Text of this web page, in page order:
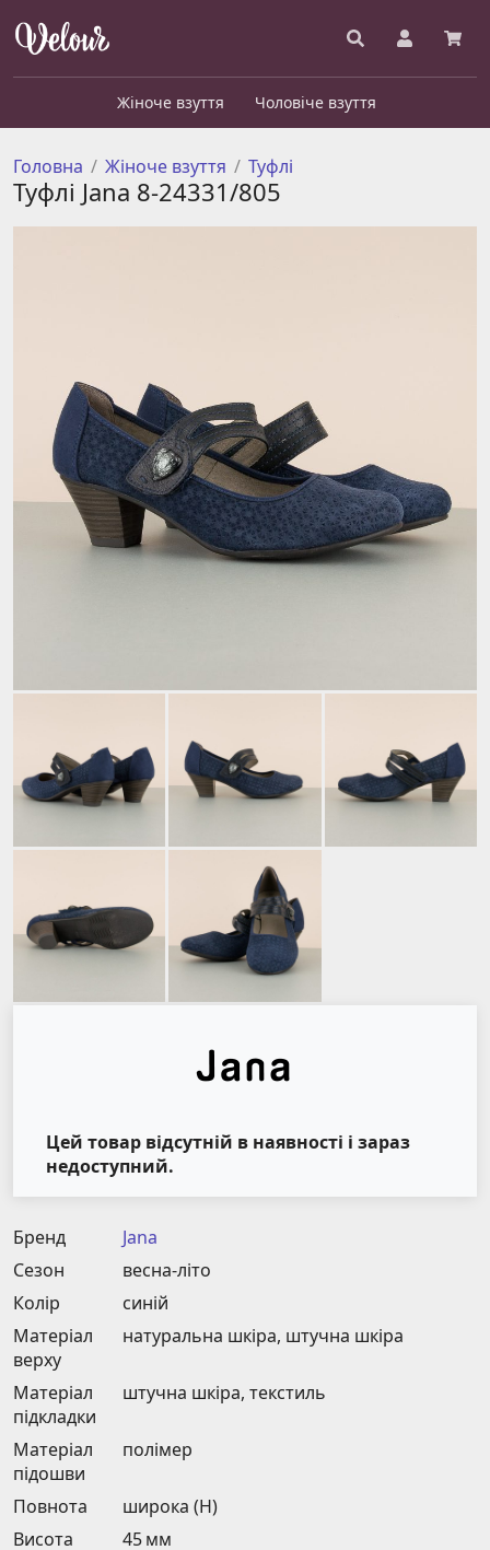
Жіноче взуття Чоловіче взуття
Головна Жіноче взуття Туфлі
Туфлі Jana 8-24331/805
Цей товар відсутній в наявності і зараз
недоступний.
Бренд
Jana
Сезон
весна-літо
Колір
синій
Матеріал
верху
натуральна шкіра, штучна шкіра
Матеріал
підкладки
штучна шкіра, текстиль
Матеріал
підошви
полімер
Повнота
широка (H)
Висота
45 мм